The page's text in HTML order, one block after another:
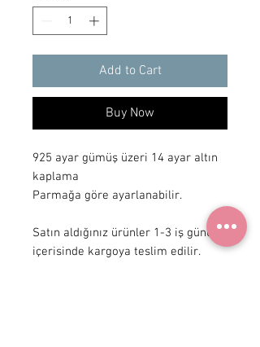
Add to Cart
Buy Now
925 ayar gümüş üzeri 14 ayar altın
kaplama
Parmağa göre ayarlanabilir.
Satın aldığınız ürünler 1-3 iş günü
içerisinde kargoya teslim edilir.